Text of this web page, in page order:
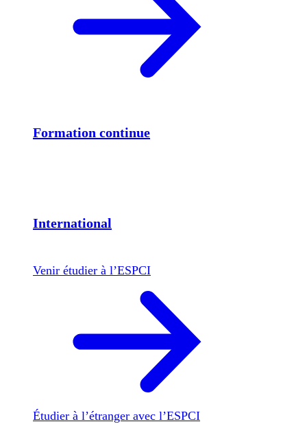
Formation continue
International
Venir étudier à l’ESPCI
Étudier à l’étranger avec l’ESPCI